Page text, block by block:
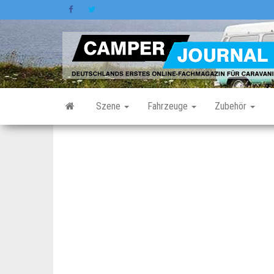
Inhalt
Szene Fahrzeuge Zubehör